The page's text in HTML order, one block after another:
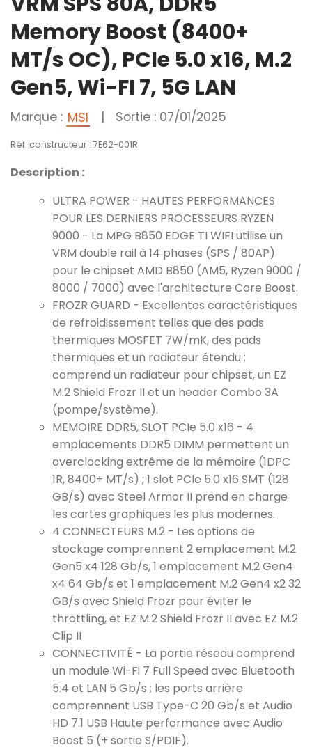
Memory Boost (8400+
MT/s OC), PCIe 5.0 x16, M.2
Gen5, Wi-FI 7, 5G LAN
Marque : MSI | Sortie : 07/01/2025
Réf. constructeur : 7E62-001R
Description :
ULTRA POWER - HAUTES PERFORMANCES
POUR LES DERNIERS PROCESSEURS RYZEN
9000 - La MPG B850 EDGE TI WIFI utilise un
VRM double rail à 14 phases (SPS / 80AP)
pour le chipset AMD B850 (AM5, Ryzen 9000 /
8000 / 7000) avec l'architecture Core Boost.
FROZR GUARD - Excellentes caractéristiques
de refroidissement telles que des pads
thermiques MOSFET 7W/mK, des pads
thermiques et un radiateur étendu ;
comprend un radiateur pour chipset, un EZ
M.2 Shield Frozr II et un header Combo 3A
(pompe/système).
MEMOIRE DDR5, SLOT PCIe 5.0 x16 - 4
emplacements DDR5 DIMM permettent un
overclocking extrême de la mémoire (1DPC
1R, 8400+ MT/s) ; 1 slot PCIe 5.0 x16 SMT (128
GB/s) avec Steel Armor II prend en charge
les cartes graphiques les plus modernes.
4 CONNECTEURS M.2 - Les options de
stockage comprennent 2 emplacement M.2
Gen5 x4 128 Gb/s, 1 emplacement M.2 Gen4
x4 64 Gb/s et 1 emplacement M.2 Gen4 x2 32
GB/s avec Shield Frozr pour éviter le
throttling, et EZ M.2 Shield Frozr II avec EZ M.2
Clip II
CONNECTIVITÉ - La partie réseau comprend
un module Wi-Fi 7 Full Speed avec Bluetooth
5.4 et LAN 5 Gb/s ; les ports arrière
comprennent USB Type-C 20 Gb/s et Audio
HD 7.1 USB Haute performance avec Audio
Boost 5 (+ sortie S/PDIF).